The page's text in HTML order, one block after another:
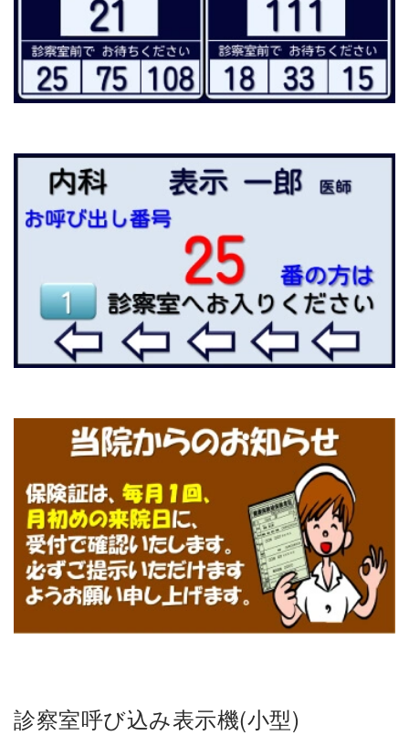
診察室呼び込み表示機(小型)